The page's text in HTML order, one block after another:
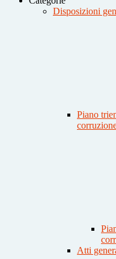
Disposizioni
Piano
Atti